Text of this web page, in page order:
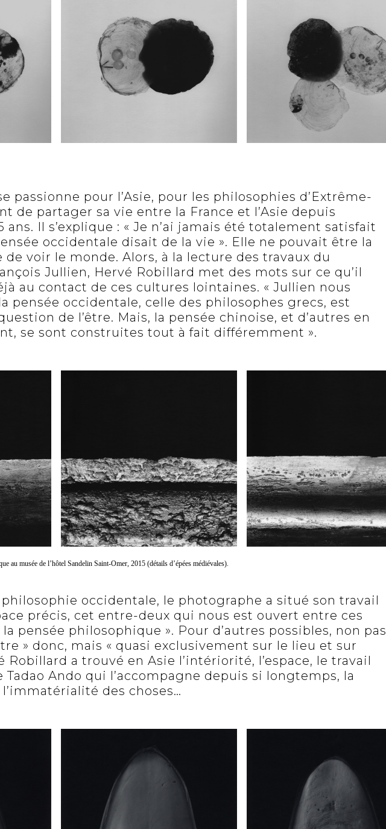
passionne pour l’Asie, pour les philosophies d’Extrême-
de partager sa vie entre la France et l’Asie depuis
ans. Il s’explique : « Je n’ai jamais été totalement satisfait
occidentale disait de la vie ». Elle ne pouvait être la
de voir le monde. Alors, à la lecture des travaux du
Jullien, Hervé Robillard met des mots sur ce qu’il
au contact de ces cultures lointaines. « Jullien nous
pensée occidentale, celle des philosophes grecs, est
de l’être. Mais, la pensée chinoise, et d’autres en
se sont construites tout à fait différemment ».
au musée de l’hôtel Sandelin Saint-Omer, 2015 (détails d’épées médiévales).
occidentale, le photographe a situé son travail
précis, cet entre-deux qui nous est ouvert entre ces
pensée philosophique ». Pour d’autres possibles, non pas
» donc, mais « quasi exclusivement sur le lieu et sur
Robillard a trouvé en Asie l’intériorité, l’espace, le travail
Tadao Ando qui l’accompagne depuis si longtemps, la
des choses…